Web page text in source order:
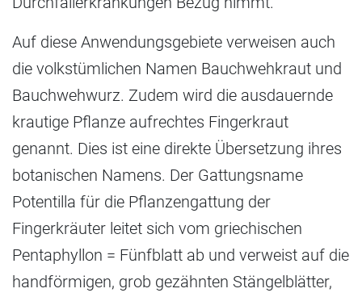
Auf diese Anwendungsgebiete verweisen auch
die volkstümlichen Namen Bauchwehkraut und
Bauchwehwurz. Zudem wird die ausdauernde
krautige Pflanze aufrechtes Fingerkraut
genannt. Dies ist eine direkte Übersetzung ihres
botanischen Namens. Der Gattungsname
Potentilla für die Pflanzengattung der
Fingerkräuter leitet sich vom griechischen
Pentaphyllon = Fünfblatt ab und verweist auf die
handförmigen, grob gezähnten Stängelblätter,